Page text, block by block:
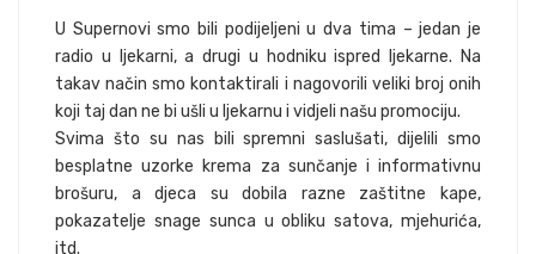
U Supernovi smo bili podijeljeni u dva tima – jedan je
radio u ljekarni, a drugi u hodniku ispred ljekarne. Na
takav način smo kontaktirali i nagovorili veliki broj onih
koji taj dan ne bi ušli u ljekarnu i vidjeli našu promociju.
Svima što su nas bili spremni saslušati, dijelili smo
besplatne uzorke krema za sunčanje i informativnu
brošuru, a djeca su dobila razne zaštitne kape,
pokazatelje snage sunca u obliku satova, mjehurića,
itd.